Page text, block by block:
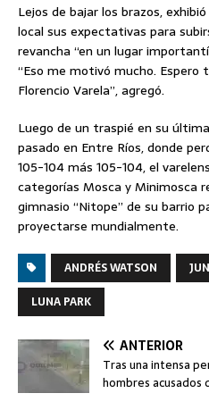
Lejos de bajar los brazos,
local sus expectativas para
revancha “en un lugar
“Eso me motivó mucho.
Florencio Varela”, agregó.
Luego de un traspié en su
pasado en Entre Ríos, donde
105-104 más 105-104, el
categorías Mosca y Minimosca
gimnasio “Nitope” de su barrio
proyectarse mundialmente.
ANDRÉS WATSON
LUNA PARK
ANTERIOR
Tras una intensa
hombres acusados